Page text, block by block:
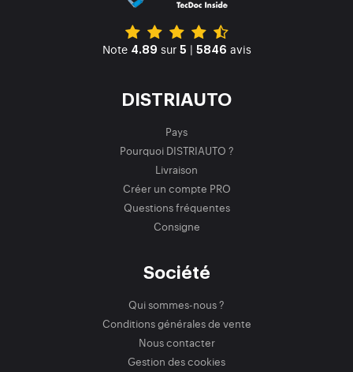
Note 4.89 sur 5 | 5846 avis
DISTRIAUTO
Pays
Pourquoi DISTRIAUTO ?
Livraison
Créer un compte PRO
Questions fréquentes
Consigne
Société
Qui sommes-nous ?
Conditions générales de vente
Nous contacter
Gestion des cookies